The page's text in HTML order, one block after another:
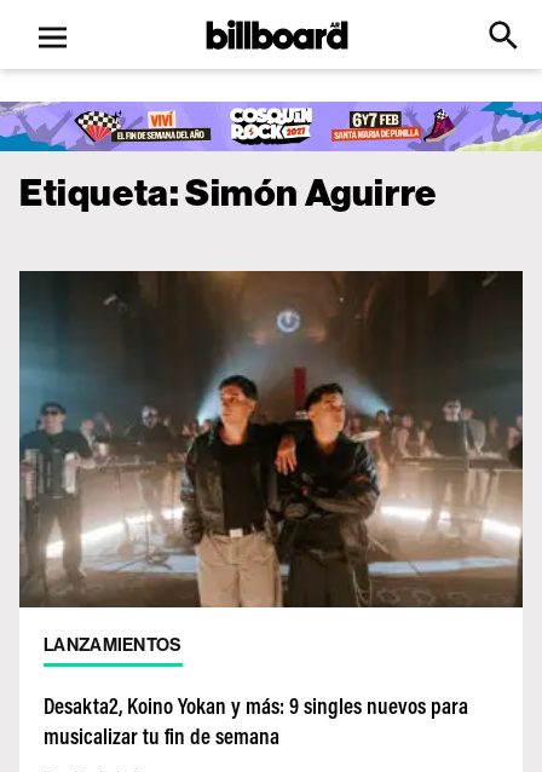
Open
menu
Billboard
Click
Input
Etiqueta:Simón Aguirre
LANZAMIENTOS
Desakta2, Koino Yokan y más: 9 singles nuevos para
musicalizar tu fin de semana